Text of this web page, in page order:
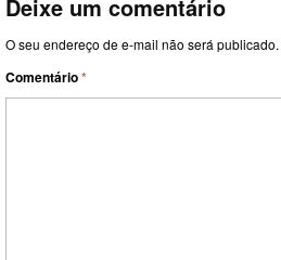
Deixe um comentário
O seu endereço de e-mail não será publicado.
Comentário*